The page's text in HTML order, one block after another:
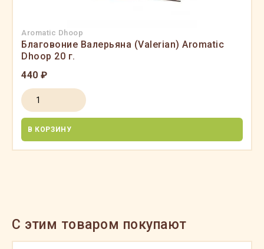
Aromatic Dhoop
Благовоние Валерьяна (Valerian) Aromatic
Dhoop 20 г.
440 ₽
В КОРЗИНУ
C этим товаром покупают